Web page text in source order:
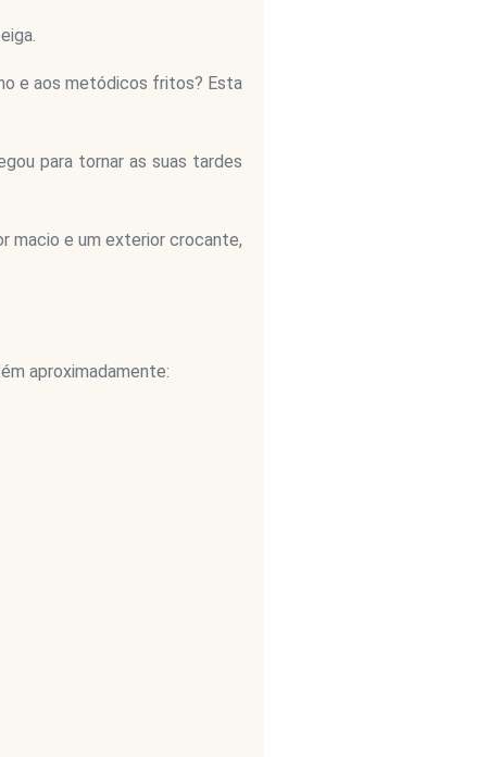
e aos metódicos fritos? Esta
para tornar as suas tardes
macio e um exterior crocante,
aproximadamente: